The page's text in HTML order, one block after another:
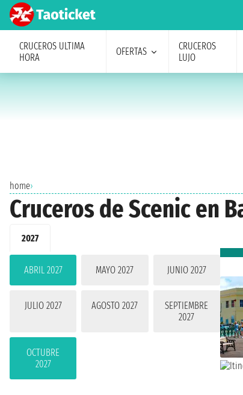
CRUCEROS ULTIMA
HORA
OFERTAS
CRUCEROS
LUJO
home›
Cruceros de Scenic en
2027
ABRIL 2027 MAYO 2027 JUNIO 2027
JULIO 2027 AGOSTO 2027
SEPTIEMBRE
2027
OCTUBRE
2027